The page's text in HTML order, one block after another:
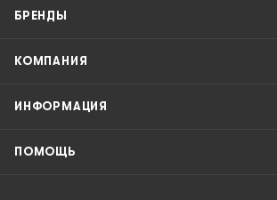
БРЕНДЫ
КОМПАНИЯ
ИНФОРМАЦИЯ
ПОМОЩЬ